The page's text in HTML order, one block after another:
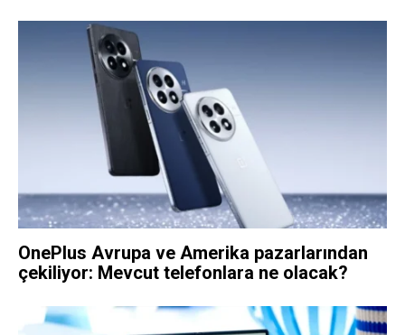
OnePlus Avrupa ve Amerika pazarlarından
çekiliyor: Mevcut telefonlara ne olacak?